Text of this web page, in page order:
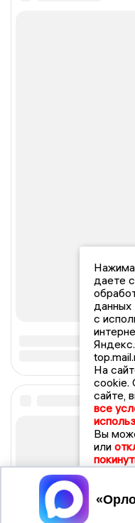
даете
данных
с
На
cookie.
сайте,
все
Вы
или